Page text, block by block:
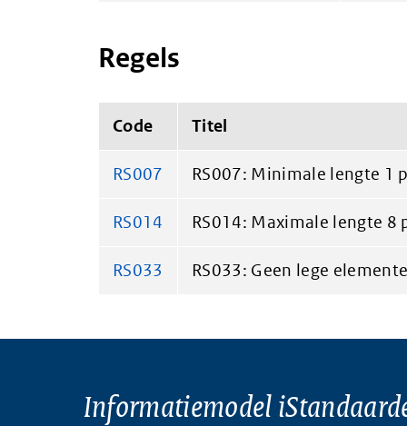
Regels
Code Titel
RS007 RS007: Minimale lengte 1
RS014 RS014: Maximale lengte 8
RS033 RS033: Geen lege
Informatiemodel